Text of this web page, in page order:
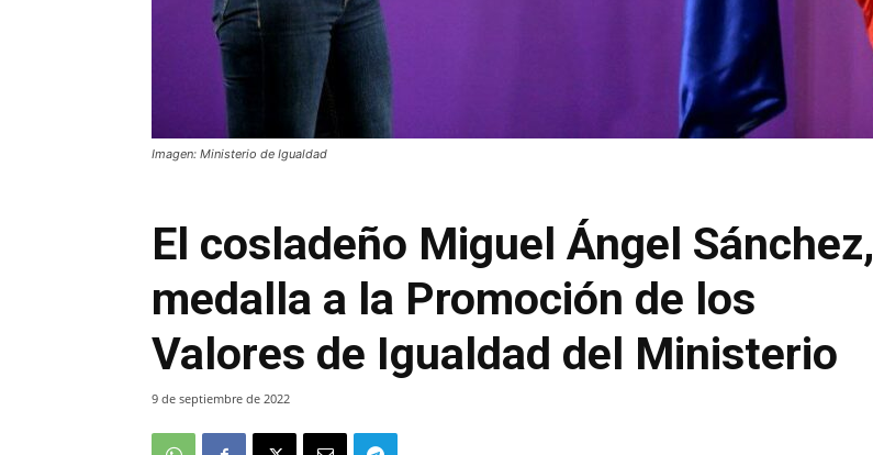
Imagen: Ministerio de Igualdad
El cosladeño Miguel Ángel Sánchez,
medalla a la Promoción de los
Valores de Igualdad del Ministerio
9 de septiembre de 2022